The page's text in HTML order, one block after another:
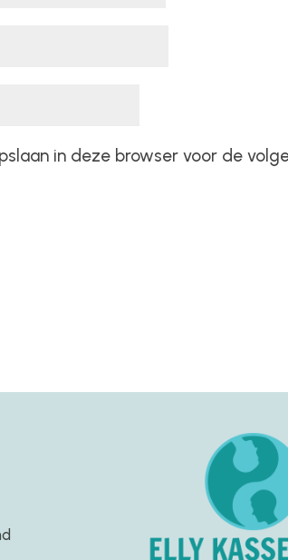
in deze browser voor de